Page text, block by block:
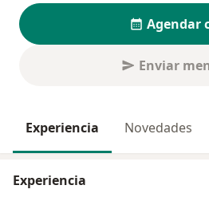
Agendar
Enviar
Experiencia Novedades
Experiencia